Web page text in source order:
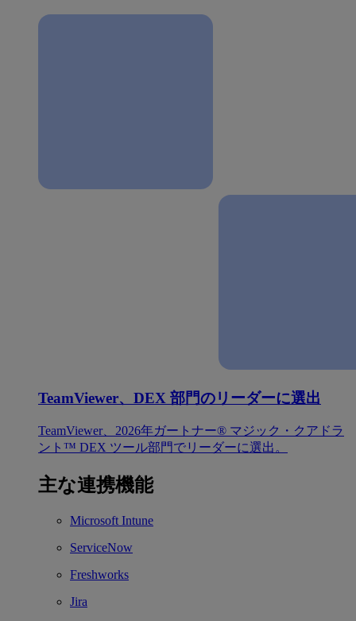
TeamViewer、DEX 部門のリーダーに選出
TeamViewer、2026年ガートナー® マジック・クアドラ
ント™ DEX ツール部門でリーダーに選出。
主な連携機能
Microsoft Intune
ServiceNow
Freshworks
Jira